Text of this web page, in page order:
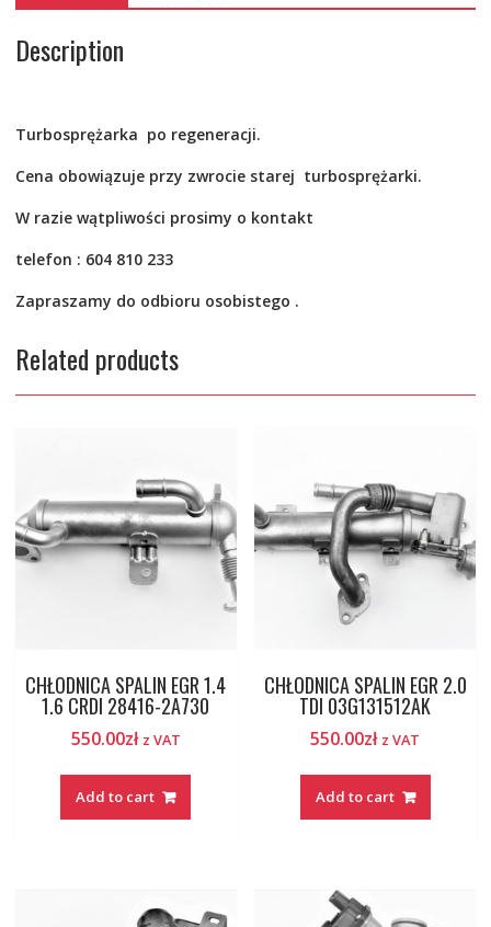
quantity
Description
Turbosprężarka po regeneracji.
Cena obowiązuje przy zwrocie starej turbosprężarki.
W razie wątpliwości prosimy o kontakt
telefon : 604 810 233
Zapraszamy do odbioru osobistego .
Related products
CHŁODNICA SPALIN EGR 1.4
1.6 CRDI 28416-2A730
550.00zł z VAT
Add to cart
CHŁODNICA SPALIN EGR 2.0
TDI 03G131512AK
550.00zł z VAT
Add to cart